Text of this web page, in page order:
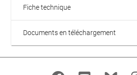
Fiche technique
Documents en téléchargement